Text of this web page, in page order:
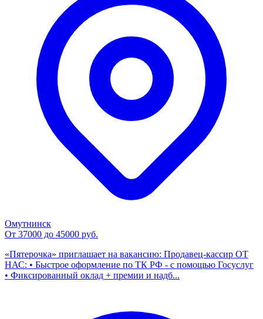
Омутнинск
От 37000 до 45000 руб.
«Пятерочка» приглашает на вакансию: Продавец-кассир ОТ
НАС: • Быстрое оформление по ТК РФ - с помощью Госуслуг
• Фиксированный оклад + премии и надб...